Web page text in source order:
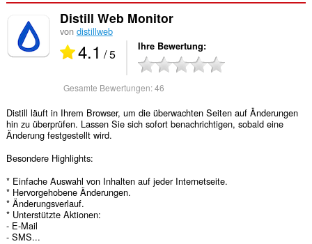
Distill Web Monitor
von distillweb
4.1 / 5 Ihre Bewertung
Gesamte Bewertungen:46
Distill läuft in Ihrem Browser, um die überwachten Seiten auf Änderungen
hin zu überprüfen. Lassen Sie sich sofort benachrichtigen, sobald eine
Änderung festgestellt wird.
Besondere Highlights:
* Einfache Auswahl von Inhalten auf jeder Internetseite.
* Hervorgehobene Änderungen.
* Änderungsverlauf.
* Unterstützte Aktionen:
- E-Mail
- SMS...